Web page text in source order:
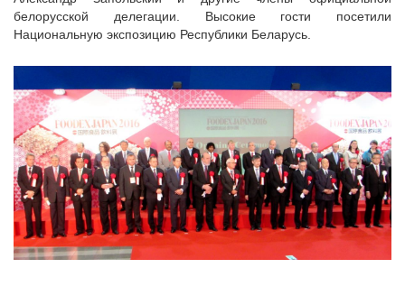
белорусской делегации. Высокие гости посетили
Национальную экспозицию Республики Беларусь.